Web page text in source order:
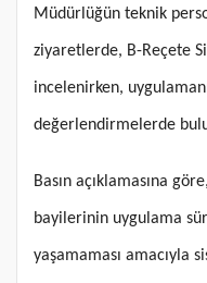
Müdürlüğün teknik
ziyaretlerde, B-Reçete
incelenirken,
değerlendirmelerde
Basın açıklamasına
bayilerinin uygulama
yaşamaması amacıyla